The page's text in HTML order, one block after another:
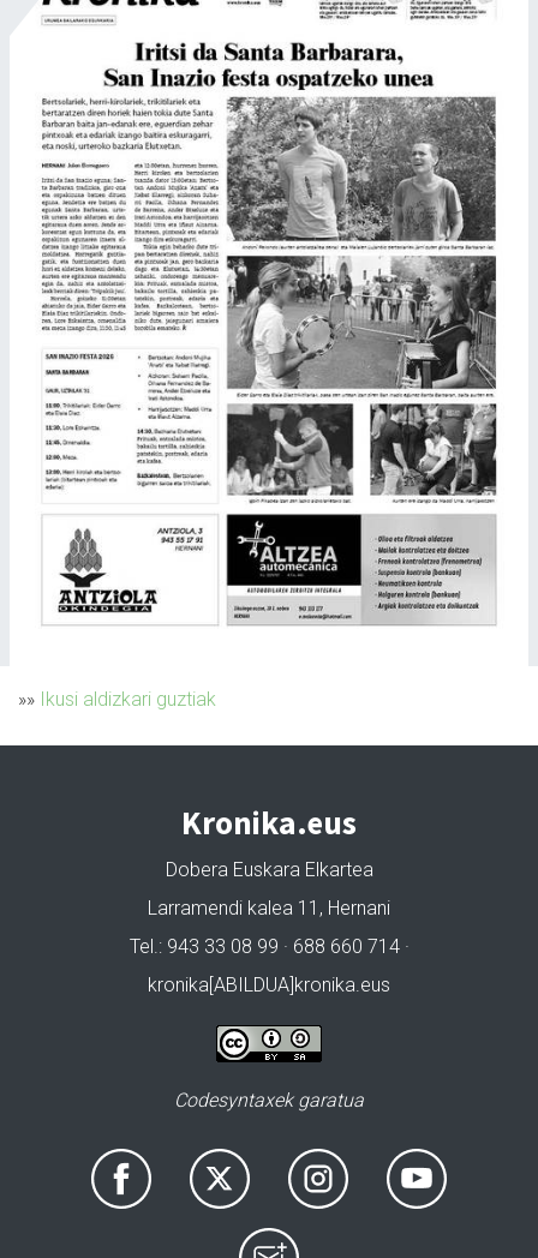
»» Ikusi aldizkari guztiak
Kronika.eus
Dobera Euskara Elkartea
Larramendi kalea 11, Hernani
Tel.: 943 33 08 99 · 688 660 714 ·
kronika[ABILDUA]kronika.eus
Codesyntaxek garatua